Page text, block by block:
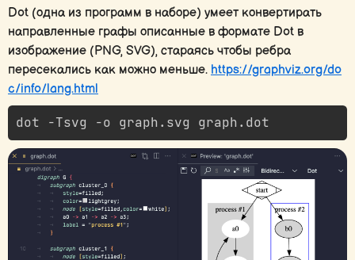
Dot (одна из программ в наборе) умеет конвертирать
направленные графы описанные в формате Dot в
изображение (PNG, SVG), стараясь чтобы ребра
пересекались как можно меньше. https://graphviz.org/do
c/info/lang.html